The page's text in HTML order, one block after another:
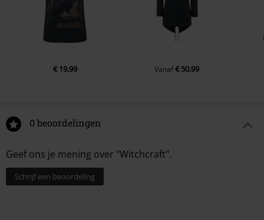
€ 19,99 Vanaf€ 50,99
0 beoordelingen
Geef ons je mening over "Witchcraft".
Schrijf een beoordeling